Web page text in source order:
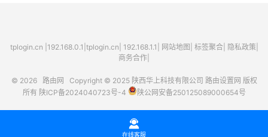
tplogin.cn 192.168.0.1 tplogin.cn 192.168.1.1 网站地图 标签聚合| 隐私政策
商务合作|
© 2026 路由网 Copyright © 2025 陕西华上科技有限公司 路由设置网 版权
所有 陕ICP备2024040723号-4 陕公网安备250125089000654号

在线客服